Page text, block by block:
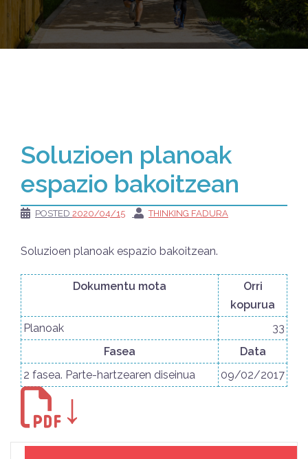
Soluzioen planoak
espazio bakoitzean
POSTED 2020/04/15 THINKING FADURA
Soluzioen planoak espazio bakoitzean.
Dokumentu mota
Orri
kopurua
Planoak
33
Fasea
Data
2 fasea. Parte-hartzearen diseinua
09/02/2017
↓